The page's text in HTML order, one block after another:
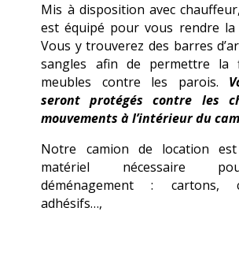
Mis à disposition avec
est équipé pour vous rendre la
Vous y trouverez des barres
sangles afin de permettre la
meubles contre les parois.
seront protégés contre les
mouvements à l’intérieur du
Notre camion de location
matériel nécessaire
déménagement : cartons,
adhésifs…,